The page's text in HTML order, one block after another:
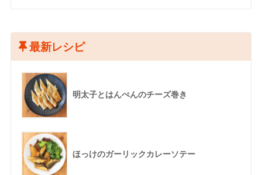
最新レシピ
明太子とはんぺんのチーズ巻き
ほっけのガーリックカレーソテー